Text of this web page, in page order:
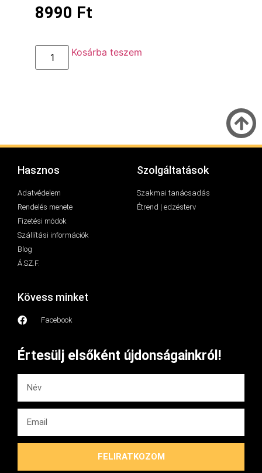
8990 Ft
Kosárba teszem
Hasznos
Adatvédelem
Rendelés menete
Fizetési módok
Szállítási információk
Blog
Á.SZ.F.
Szolgáltatások
Szakmai tanácsadás
Étrend | edzésterv
Kövess minket
Facebook
Értesülj elsőként újdonságainkról!
FELIRATKOZOM